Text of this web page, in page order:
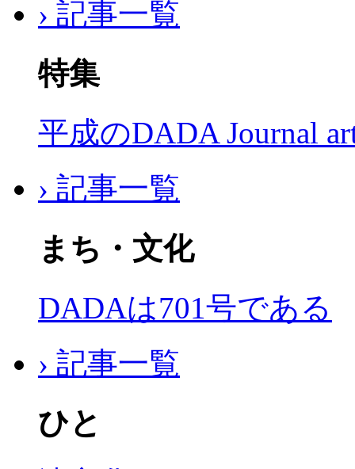
› 記事一覧
特集
平成のDADA Journal
› 記事一覧
まち・文化
DADAは701号である
› 記事一覧
ひと